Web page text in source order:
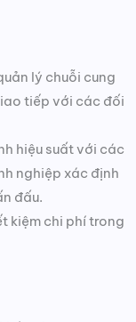
lý chuỗi cung
tiếp với các đối
hiệu suất với các
nghiệp xác định
đấu.
kiệm chi phí trong